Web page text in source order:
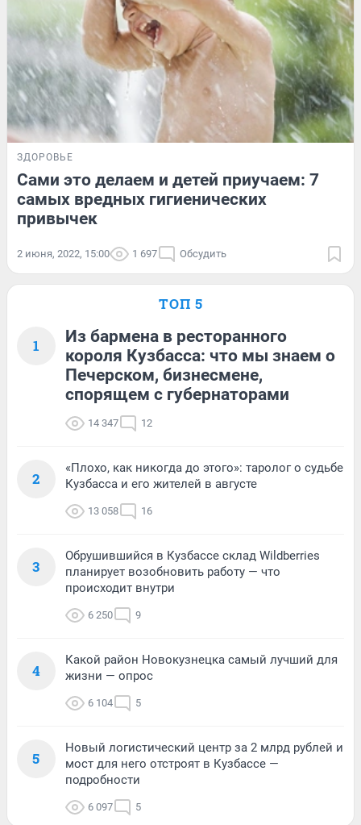
ЗДОРОВЬЕ
Сами это делаем и детей приучаем: 7
самых вредных гигиенических
привычек
2 июня, 2022, 15:00 1 697 Обсудить
ТОП 5
1
Из бармена в ресторанного
короля Кузбасса: что мы знаем о
Печерском, бизнесмене,
спорящем с губернаторами
14 347 12
2
«Плохо, как никогда до этого»: таролог о судьбе
Кузбасса и его жителей в августе
13 058 16
3
Обрушившийся в Кузбассе склад Wildberries
планирует возобновить работу — что
происходит внутри
6 250 9
4
Какой район Новокузнецка самый лучший для
жизни — опрос
6 104 5
5
Новый логистический центр за 2 млрд рублей и
мост для него отстроят в Кузбассе —
подробности
6 097 5